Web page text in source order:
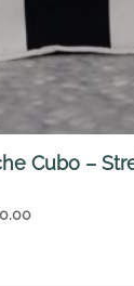
Cubo –
Aktueller